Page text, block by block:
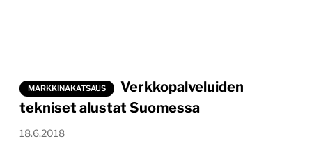
MARKKINAKATSAUS
Verkkopalveluiden
tekniset alustat Suomessa
18.6.2018